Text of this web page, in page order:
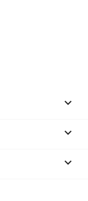


